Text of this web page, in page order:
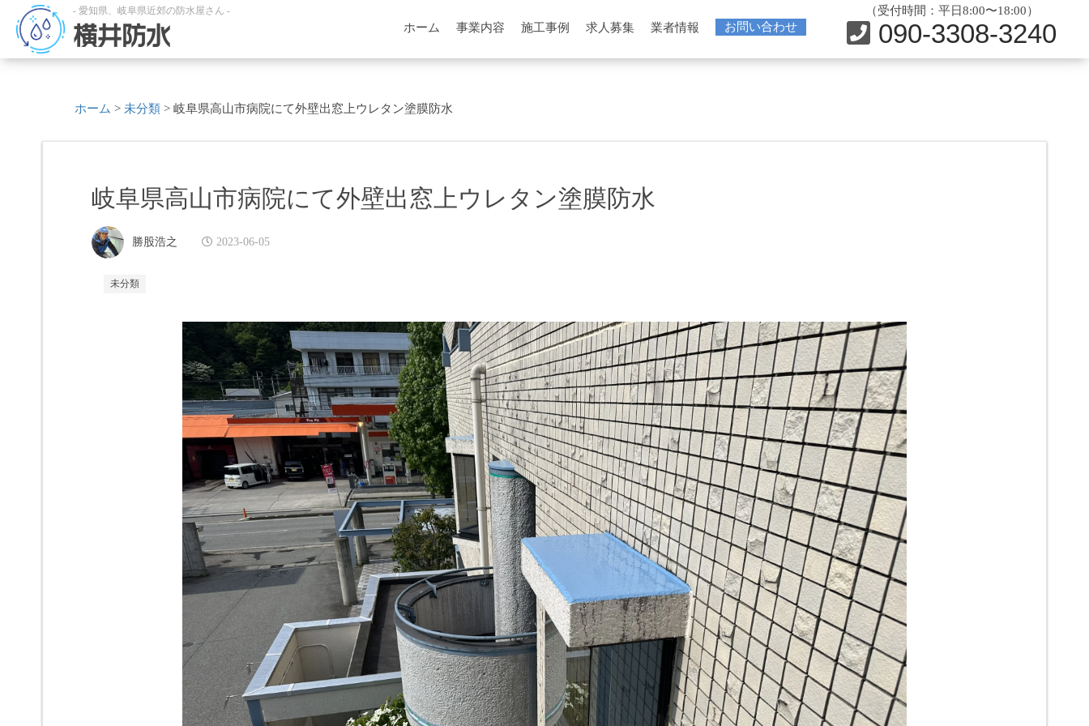
- 愛知県、岐阜県近郊の防水屋さん -
横井防水 ホーム 事業内容 施工事例 求人募集 業者情報 お問い合わせ
（受付時間：平日8:00〜18:00）
090-3308-3240
ホーム > 未分類 > 岐阜県高山市病院にて外壁出窓上ウレタン塗膜防水
岐阜県高山市病院にて外壁出窓上ウレタン塗膜防水
勝股浩之 2023-06-05
未分類